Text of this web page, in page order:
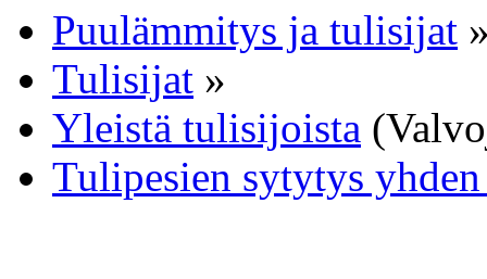
Puulämmitys ja tulisijat
Tulisijat »
Yleistä tulisijoista
Tulipesien sytytys